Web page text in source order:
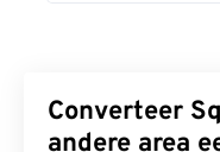
Converteer
andere area